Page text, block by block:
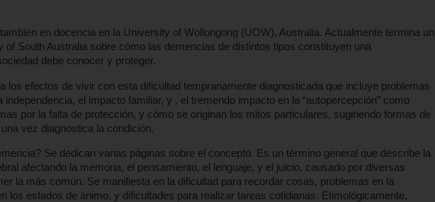
en docencia en la University of Wollongong (UOW), Australia. Actualmente termina un
of South Australia sobre cómo las demencias de distintos tipos constituyen una
debe conocer y proteger.
los efectos de vivir con esta dificultad tempranamente diagnosticada que incluye problemas
independencia, el impacto familiar, y , el tremendo impacto en la “autopercepción” como
por la falta de protección, y cómo se originan los mitos particulares, sugiriendo formas de
vez diagnostica la condición.
Se dedican varias páginas sobre el concepto. Es un término general que describe la
afectando la memoria, el pensamiento, el lenguaje, y el juicio, causado por diversas
la más común. Se manifiesta en la dificultad para recordar cosas, problemas en la
los estados de ánimo, y dificultades para realizar tareas cotidianas. Etimológicamente,